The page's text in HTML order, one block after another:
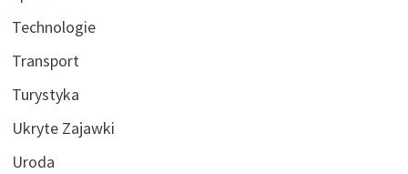
Technologie
Transport
Turystyka
Ukryte Zajawki
Uroda